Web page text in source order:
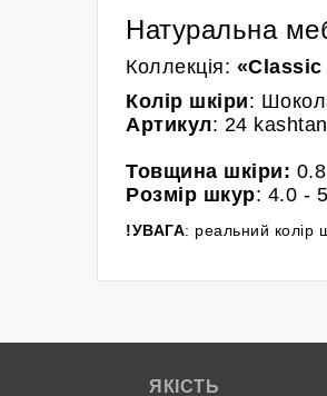
Натуральна
Коллекція:
Колір шкіри:
Артикул: 24
Товщина шкіри:
Розмір шкур: 4.0 -
!УВАГА: реальний колір
ЯКІСТЬ